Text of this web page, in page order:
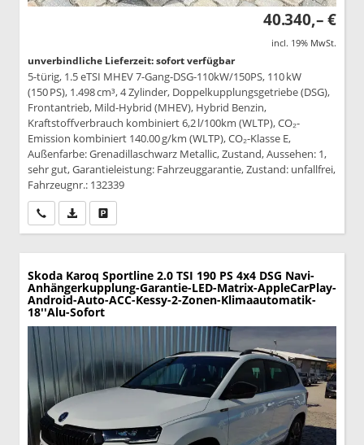
40.340,– €
incl. 19% MwSt.
unverbindliche Lieferzeit: sofort verfügbar
5-türig, 1.5 eTSI MHEV 7-Gang-DSG-110kW/150PS, 110 kW
(150 PS), 1.498 cm³, 4 Zylinder, Doppelkupplungsgetriebe (DSG),
Frontantrieb, Mild-Hybrid (MHEV), Hybrid Benzin,
Kraftstoffverbrauch kombiniert 6,2 l/100km (WLTP), CO₂-
Emission kombiniert 140.00 g/km (WLTP), CO₂-Klasse E,
Außenfarbe: Grenadillaschwarz Metallic, Zustand, Aussehen: 1,
sehr gut, Garantieleistung: Fahrzeuggarantie, Zustand: unfallfrei,
Fahrzeugnr.: 132339
Wir rufen Sie anPDF-Datei, Fahrzeugexposé drucken
Skoda Karoq Sportline 2.0 TSI 190 PS 4x4 DSG Navi-
Anhängerkupplung-Garantie-LED-Matrix-AppleCarPlay-
Android-Auto-ACC-Kessy-2-Zonen-Klimaautomatik-
18''Alu-Sofort